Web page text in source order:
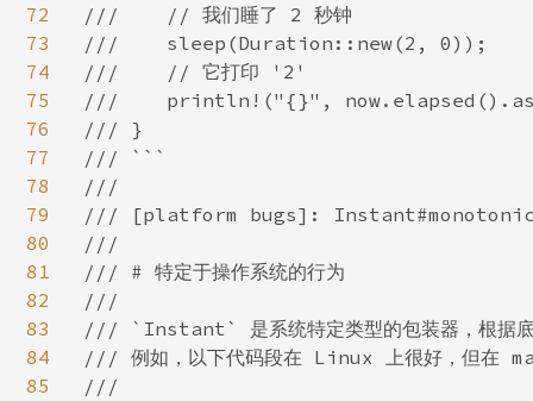
72
73
74
75
76
77
78
79
80
81
82
83
84
85
///    // 我们睡了 2 秒钟
///    sleep(Duration::new(2, 0));
///    // 它打印 '2'
///    println!("{}",
/// }
/// ```
///
/// [platform bugs]:
///
/// # 特定于操作系统的行为
///
/// `Instant` 是系统特定类型的包装器，根据底
/// 例如，以下代码段在 Linux 上很好，但在
///